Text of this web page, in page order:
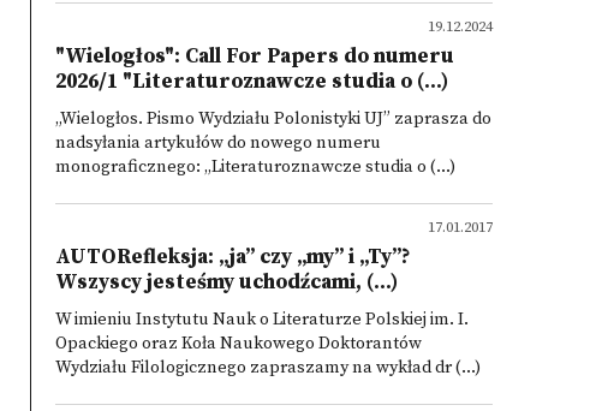
19.12.2024
"Wielogłos": Call For Papers do numeru
2026/1 "Literaturoznawcze studia o (...)
„Wielogłos. Pismo Wydziału Polonistyki UJ” zaprasza do
nadsyłania artykułów do nowego numeru
monograficznego: „Literaturoznawcze studia o (...)
17.01.2017
AUTORefleksja: „ja” czy „my” i „Ty”?
Wszyscy jesteśmy uchodźcami, (...)
W imieniu Instytutu Nauk o Literaturze Polskiej im. I.
Opackiego oraz Koła Naukowego Doktorantów
Wydziału Filologicznego zapraszamy na wykład dr (...)